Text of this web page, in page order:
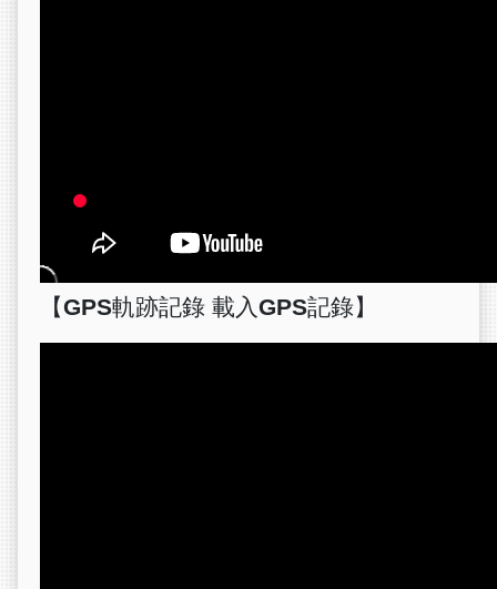
【GPS軌跡記錄 載入GPS記錄】